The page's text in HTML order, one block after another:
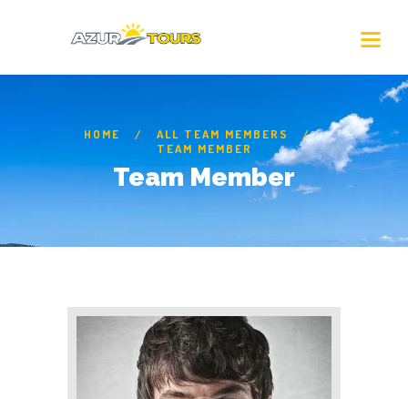
HOME
ALL TEAM MEMBERS
TEAM MEMBER
Team Member